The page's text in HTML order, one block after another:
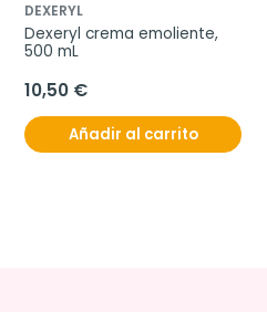
DEXERYL
Dexeryl crema emoliente,
500 mL
10,50 €
Añadir al carrito